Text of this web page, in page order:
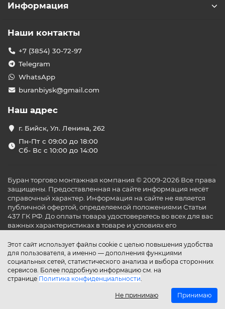
Этот сайт использует файлы cookie с целью повышения удобства
для пользователя, а именно — дополнения функциями
социальных сетей, статистического анализа и выбора сторонних
сервисов. Более подробную информацию см. на
странице Политика конфиденциальности.
Не принимаю Принимаю
Информация
Наши контакты
+7 (3854) 30-72-97
Telegram
WhatsApp
buranbiysk@gmail.com
Наш адрес
г. Бийск, Ул. Ленина, 262
Пн-Пт с 09:00 до 18:00
Сб- Вс с 10:00 до 14:00
Буран торгово монтажная компания © 2009-2026 Все права
защищены. Предоставленная на сайте информация несёт
справочный характер. Информация на сайте не является
публичной офертой, определяемой положениями Статьи
437 ГК РФ. До оплаты товара удостоверьтесь во всех для вас
важных характеристиках в товаре и условиях его